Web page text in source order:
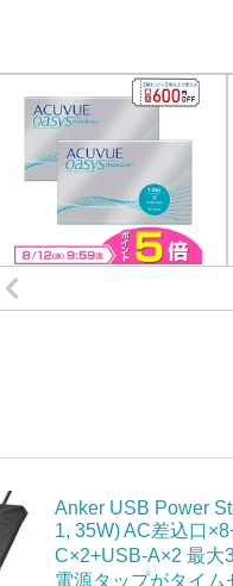
Anker USB Power
1, 35W) AC差込口
C×2+USB-A×2 最大
電源タップがタイム